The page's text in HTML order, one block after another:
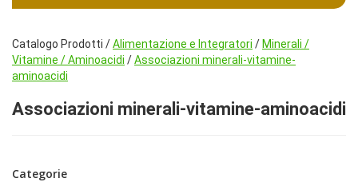
Catalogo Prodotti /Alimentazione e Integratori / Minerali /
Vitamine / Aminoacidi /Associazioni minerali-vitamine-
aminoacidi
Associazioni minerali-vitamine-aminoacidi
Categorie